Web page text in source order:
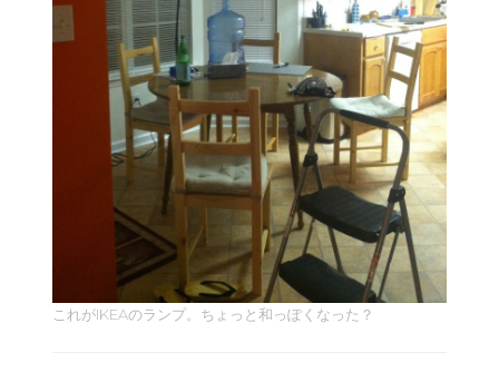
これがIKEAのランプ。ちょっと和っぽくなった？